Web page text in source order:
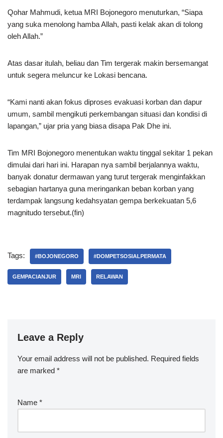
Qohar Mahmudi, ketua MRI Bojonegoro menuturkan, “Siapa
yang suka menolong hamba Allah, pasti kelak akan di tolong
oleh Allah.”
Atas dasar itulah, beliau dan Tim tergerak makin bersemangat
untuk segera meluncur ke Lokasi bencana.
“Kami nanti akan fokus diproses evakuasi korban dan dapur
umum, sambil mengikuti perkembangan situasi dan kondisi di
lapangan,” ujar pria yang biasa disapa Pak Dhe ini.
Tim MRI Bojonegoro menentukan waktu tinggal sekitar 1 pekan
dimulai dari hari ini. Harapan nya sambil berjalannya waktu,
banyak donatur dermawan yang turut tergerak menginfakkan
sebagian hartanya guna meringankan beban korban yang
terdampak langsung kedahsyatan gempa berkekuatan 5,6
magnitudo tersebut.(fin)
Tags: #BOJONEGORO #DOMPETSOSIALPERMATA
GEMPACIANJUR MRI RELAWAN
Leave a Reply
Your email address will not be published. Required fields
are marked *
Name *